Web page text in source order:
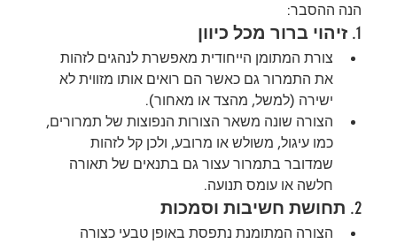
הנה ההסבר:
1. זיהוי ברור מכל כיוון
צורת המתומן הייחודית מאפשרת לנהגים לזהות
את התמרור גם כאשר הם רואים אותו מזווית לא
ישירה (למשל, מהצד או מאחור).
הצורה שונה משאר הצורות הנפוצות של תמרורים,
כמו עיגול, משולש או מרובע, ולכן קל לזהות
שמדובר בתמרור עצור גם בתנאים של תאורה
חלשה או עומס תנועה.
2. תחושת חשיבות וסמכות
הצורה המתומנת נתפסת באופן טבעי כצורה